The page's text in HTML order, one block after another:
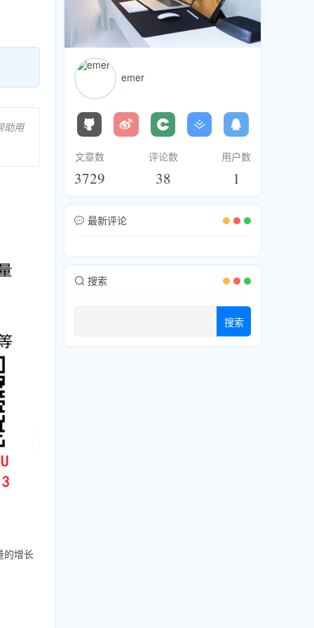
助用
的增长
emer
文章数
3729
评论数
38
用户数
1
最新评论
搜索
搜索